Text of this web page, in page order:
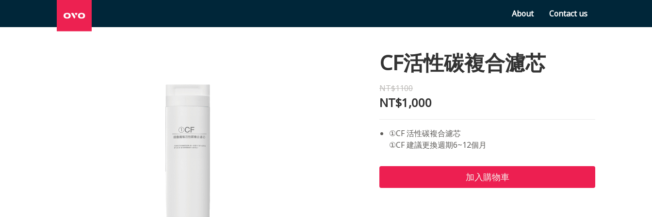
About Contact us
CF活性碳複合濾芯
NT$1100
NT$1,000
①CF 活性碳複合濾芯
①CF 建議更換週期6~12個月
加入購物車